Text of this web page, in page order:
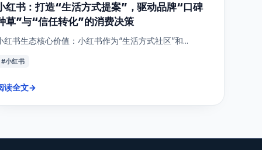
红书：打造“生活方式提案”，驱动品牌“口碑
草”与“信任转化”的消费决策
红书生态核心价值：小红书作为“生活方式社区”和...
#小红书
读全文→